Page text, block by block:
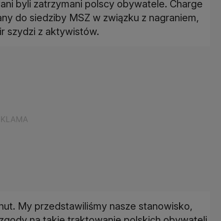
byli zatrzymani polscy obywatele. Charge
do siedziby MSZ w związku z nagraniem,
szydzi z aktywistów.
My przedstawiliśmy nasze stanowisko,